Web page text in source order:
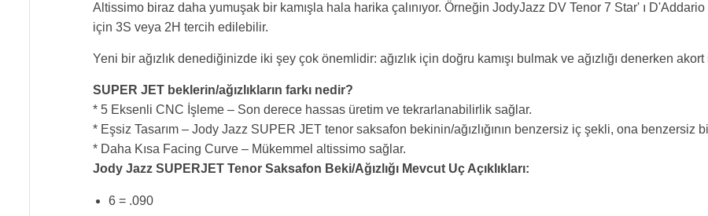
Altissimo biraz daha yumuşak bir kamışla hala harika çalınıyor. Örneğin JodyJazz DV Tenor 7 Star' ı
için 3S veya 2H tercih edilebilir.
Yeni bir ağızlık denediğinizde iki şey çok önemlidir: ağızlık için doğru kamışı bulmak ve ağızlığı denerken
SUPER JET beklerin/ağızlıkların farkı nedir?
* 5 Eksenli CNC İşleme – Son derece hassas üretim ve tekrarlanabilirlik sağlar.
* Eşsiz Tasarım – Jody Jazz SUPER JET tenor saksafon bekinin/ağızlığının benzersiz iç şekli, ona benzersiz
* Daha Kısa Facing Curve – Mükemmel altissimo sağlar.
Jody Jazz SUPERJET Tenor Saksafon Beki/Ağızlığı Mevcut Uç Açıklıkları:
6 = .090